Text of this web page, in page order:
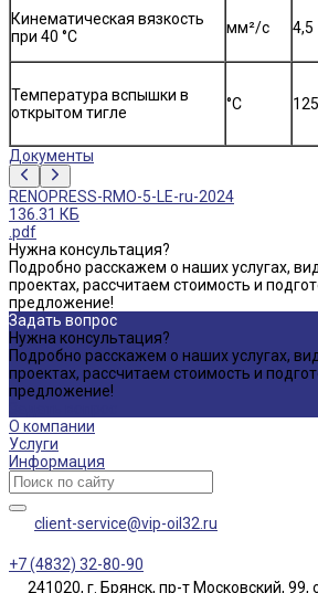
Кинематическая вязкость
при 40 °C
мм²/с 4,5
Температура вспышки в
открытом тигле
°C 125
Документы
RENOPRESS-RMO-5-LE-ru-2024
136.31 КБ
.pdf
Нужна консультация?
Подробно расскажем о наших услугах,
проектах, рассчитаем стоимость и
предложение!
Задать вопрос
Нужна консультация?
Подробно расскажем о наших услугах,
проектах, рассчитаем стоимость и
предложение!
О компании
Услуги
Информация
client-service@vip-oil32.ru
+7 (4832) 32-80-90
241020, г. Брянск, пр-т Московский, 99,